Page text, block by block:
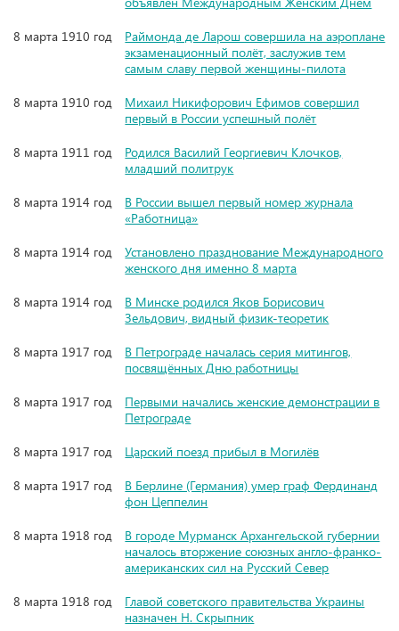
8 марта 1910 год
Раймонда де Ларош совершила на аэроплане
экзаменационный полёт, заслужив тем
самым славу первой женщины-пилота
8 марта 1910 год
Михаил Никифорович Ефимов совершил
первый в России успешный полёт
8 марта 1911 год
Родился Василий Георгиевич Клочков,
младший политрук
8 марта 1914 год
В России вышел первый номер журнала
«Работница»
8 марта 1914 год
Установлено празднование Международного
женского дня именно 8 марта
8 марта 1914 год
В Минске родился Яков Борисович
Зельдович, видный физик-теоретик
8 марта 1917 год
В Петрограде началась серия митингов,
посвящённых Дню работницы
8 марта 1917 год
Первыми начались женские демонстрации в
Петрограде
8 марта 1917 год
Царский поезд прибыл в Могилёв
8 марта 1917 год
В Берлине (Германия) умер граф Фердинанд
фон Цеппелин
8 марта 1918 год
В городе Мурманск Архангельской губернии
началось вторжение союзных англо-франко-
американских сил на Русский Север
8 марта 1918 год
Главой советского правительства Украины
назначен Н. Скрыпник